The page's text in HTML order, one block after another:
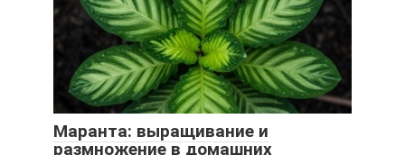
Маранта: выращивание и
размножение в домашних